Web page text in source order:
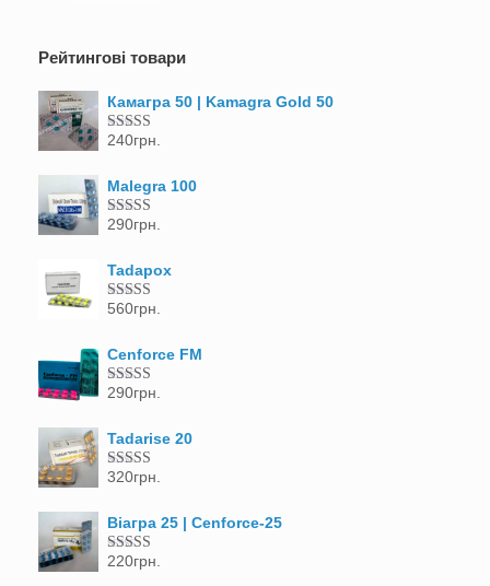
Рейтингові товари
Камагра 50 | Kamagra Gold 50
Оцінено в
240грн.
Malegra 100
Оцінено в
290грн.
Tadapox
Оцінено в
560грн.
Cenforce FM
Оцінено в
290грн.
Tadarise 20
Оцінено в
320грн.
Віагра 25 | Cenforce-25
Оцінено в
220грн.